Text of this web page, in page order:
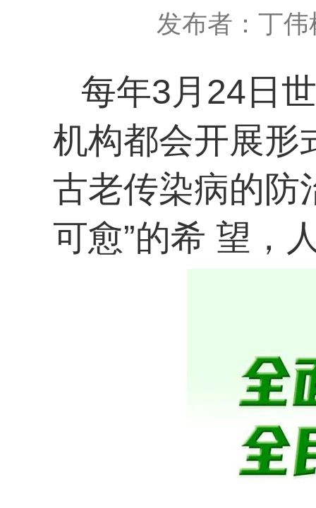
发布者：丁伟
每年3月24日
机构都会开展形
古老传染病的防
可愈”的希 望，